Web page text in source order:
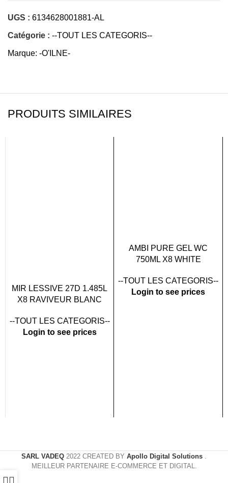
UGS : 6134628001881-AL
Catégorie : --TOUT LES CATEGORIS--
Marque: -O'ILNE-
PRODUITS SIMILAIRES
MIR LESSIVE 27D 1.485L
X8 RAVIVEUR BLANC
--TOUT LES CATEGORIS--
Login to see prices
AMBI PURE GEL WC
750ML X8 WHITE
--TOUT LES CATEGORIS--
Login to see prices
SARL VADEQ 2022 CREATED BY Apollo Digital Solutions .
MEILLEUR PARTENAIRE E-COMMERCE ET DIGITAL.